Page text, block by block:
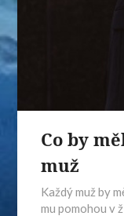
Co by
muž
Každý muž by
mu pomohou v